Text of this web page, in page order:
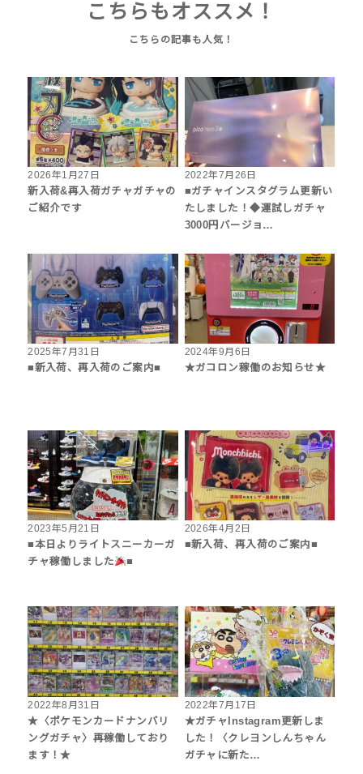
こちらもオススメ！
2026年1月27日
新入荷&再入荷ガチャガチャの
ご紹介です
2022年7月26日
■ガチャインスタグラム更新い
たしました！◆運試しガチャ
3000円バージョ…
2025年7月31日
■新入荷、再入荷のご案内■
2024年9月6日
★ガコロン稼働のお知らせ★
2023年5月21日
■本日よりライトスニーカーガ
チャ稼働しました
■
2026年4月2日
■新入荷、再入荷のご案内■
2022年8月31日
★〈ポケモンカードナンバリ
ングガチャ〉再稼働しており
ます！★
2022年7月17日
★ガチャInstagram更新しま
した！〈クレヨンしんちゃん
ガチャに新た…